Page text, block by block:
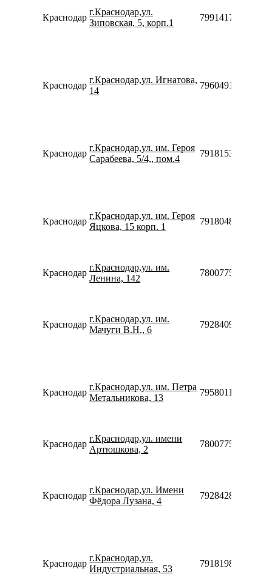
Краснодар
г.Краснодар,ул.
Зиповская, 5, корп.1
79914170645
Краснодар
г.Краснодар,ул. Игнатова,
14
79604914910
Краснодар
г.Краснодар,ул. им. Героя
Сарабеева, 5/4,, пом.4
79181532474
Краснодар
г.Краснодар,ул. им. Героя
Яцкова, 15 корп. 1
79180481708
Краснодар
г.Краснодар,ул. им.
Ленина, 142
78007753553
Краснодар
г.Краснодар,ул. им.
Мачуги В.Н., 6
79284095659
Краснодар
г.Краснодар,ул. им. Петра
Метальникова, 13
79580119303
Краснодар
г.Краснодар,ул. имени
Артюшкова, 2
78007753553
Краснодар
г.Краснодар,ул. Имени
Фёдора Лузана, 4
79284285998
Краснодар
г.Краснодар,ул.
Индустриальная, 53
79181983948